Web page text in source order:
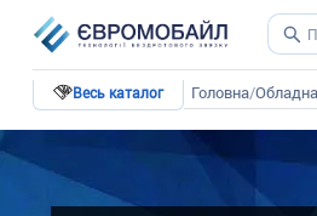
Весь каталог Головна/